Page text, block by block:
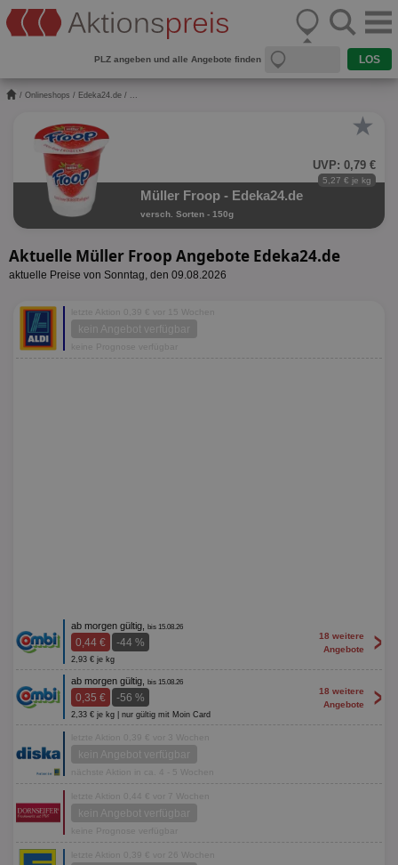
PLZ angeben und alle Angebote finden
/ Onlineshops / Edeka24.de / ...
★
UVP: 0,79 €
5,27 € je kg
Müller Froop - Edeka24.de
versch. Sorten - 150g
Aktuelle Müller Froop Angebote Edeka24.de
aktuelle Preise von Sonntag, den 09.08.2026
letzte Aktion 0,39 € vor 15 Wochen
kein Angebot verfügbar
keine Prognose verfügbar
ab morgen gültig, bis 15.08.26
0,44 € -44 %
2,93 € je kg
18 weitere
Angebote
>
ab morgen gültig, bis 15.08.26
0,35 € -56 %
2,33 € je kg | nur gültig mit Moin Card
18 weitere
Angebote
>
letzte Aktion 0,39 € vor 3 Wochen
kein Angebot verfügbar
nächste Aktion in ca. 4 - 5 Wochen
letzte Aktion 0,44 € vor 7 Wochen
kein Angebot verfügbar
keine Prognose verfügbar
letzte Aktion 0,39 € vor 26 Wochen